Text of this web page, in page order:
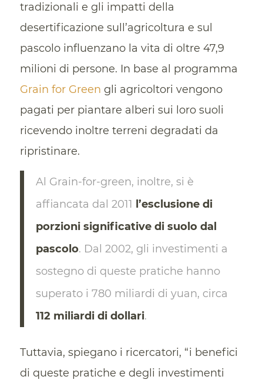
tradizionali e gli impatti della
desertificazione sull’agricoltura e sul
pascolo influenzano la vita di oltre 47,9
milioni di persone. In base al programma
Grain for Green gli agricoltori vengono
pagati per piantare alberi sui loro suoli
ricevendo inoltre terreni degradati da
ripristinare.
Al Grain-for-green, inoltre, si è
affiancata dal 2011 l’esclusione di
porzioni significative di suolo dal
pascolo. Dal 2002, gli investimenti a
sostegno di queste pratiche hanno
superato i 780 miliardi di yuan, circa
112 miliardi di dollari.
Tuttavia, spiegano i ricercatori, “i benefici
di queste pratiche e degli investimenti